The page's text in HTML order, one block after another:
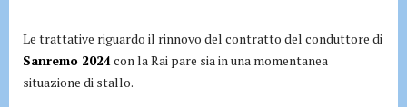
Le trattative riguardo il rinnovo del contratto del conduttore di
Sanremo 2024con la Rai pare sia in una momentanea
situazione di stallo.